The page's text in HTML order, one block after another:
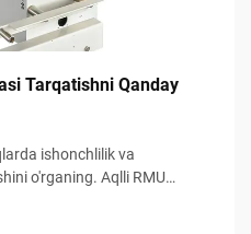
Tarqatishni Qanday
ishonchlilik va
o'rganing. Aqlli RMU